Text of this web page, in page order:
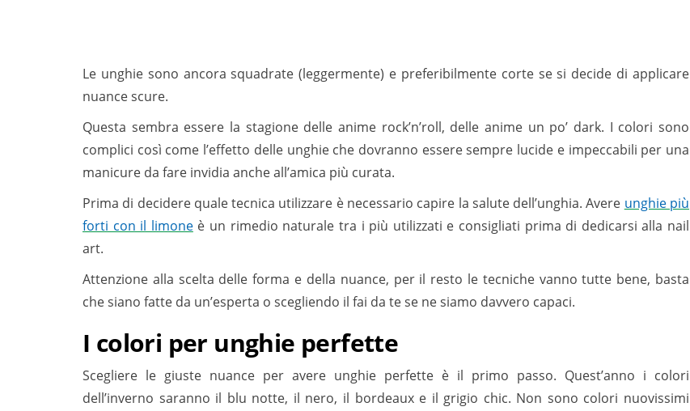
Le unghie sono ancora squadrate (leggermente) e preferibilmente corte se si decide di applicare
nuance scure.
Questa sembra essere la stagione delle anime rock’n’roll, delle anime un po’ dark. I colori sono
complici così come l’effetto delle unghie che dovranno essere sempre lucide e impeccabili per una
manicure da fare invidia anche all’amica più curata.
Prima di decidere quale tecnica utilizzare è necessario capire la salute dell’unghia. Avere unghie più
forti con il limoneè un rimedio naturale tra i più utilizzati e consigliati prima di dedicarsi alla nail
art.
Attenzione alla scelta delle forma e della nuance, per il resto le tecniche vanno tutte bene, basta
che siano fatte da un’esperta o scegliendo il fai da te se ne siamo davvero capaci.
I colori per unghie perfette
Scegliere le giuste nuance per avere unghie perfette è il primo passo. Quest’anno i colori
dell’inverno saranno il blu notte, il nero, il bordeaux e il grigio chic. Non sono colori nuovissimi